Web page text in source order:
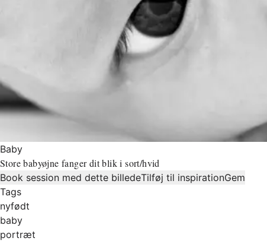
Baby
Store babyøjne fanger dit blik i sort/hvid
Book session med dette billedeTilføj til inspirationGem
Tags
nyfødt
baby
portræt